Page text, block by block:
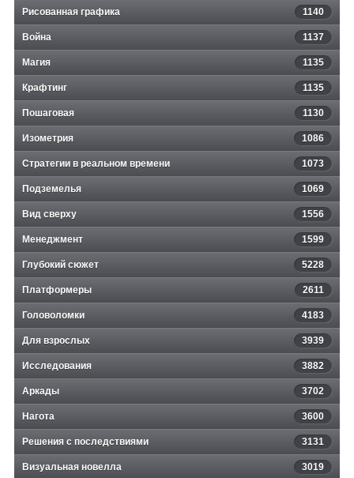
Рисованная графика 1140
Война 1137
Магия 1135
Крафтинг 1135
Пошаговая 1130
Изометрия 1086
Стратегии в реальном времени 1073
Подземелья 1069
Вид сверху 1556
Менеджмент 1599
Глубокий сюжет 5228
Платформеры 2611
Головоломки 4183
Для взрослых 3939
Исследования 3882
Аркады 3702
Нагота 3600
Решения с последствиями 3131
Визуальная новелла 3019